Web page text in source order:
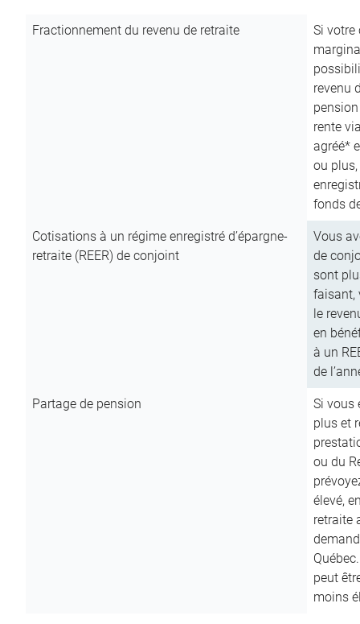
Fractionnement du revenu de retraite
Si votre
revenu
rente
agréé*
ou
fonds
Cotisations à un régime enregistré d’épargne-
retraite (REER) de conjoint
Vous
de
sont
faisant,
le
en
à un
de
Partage de pension
Si vous
plus et
ou du
élevé,
retraite
peut
moins